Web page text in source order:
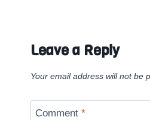
Leave a Reply
Your email address will not be
Comment *